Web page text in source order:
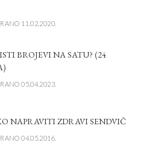
11.02.2020.
BROJEVI NA SATU? (24
05.04.2023.
NAPRAVITI ZDRAVI SENDVIČ
04.05.2016.